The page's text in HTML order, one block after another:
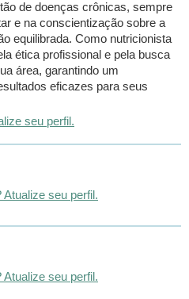
de doenças crônicas, sempre
e na conscientização sobre a
equilibrada. Como nutricionista
ética profissional e pela busca
área, garantindo um
eficazes para seus
seu perfil.
Atualize seu perfil.
Atualize seu perfil.